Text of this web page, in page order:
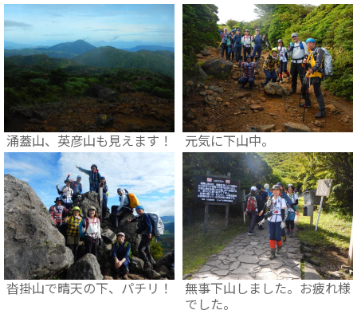
涌蓋山、英彦山も見えます！ 元気に下山中。
沓掛山で晴天の下、パチリ！
無事下山しました。お疲れ様
でした。